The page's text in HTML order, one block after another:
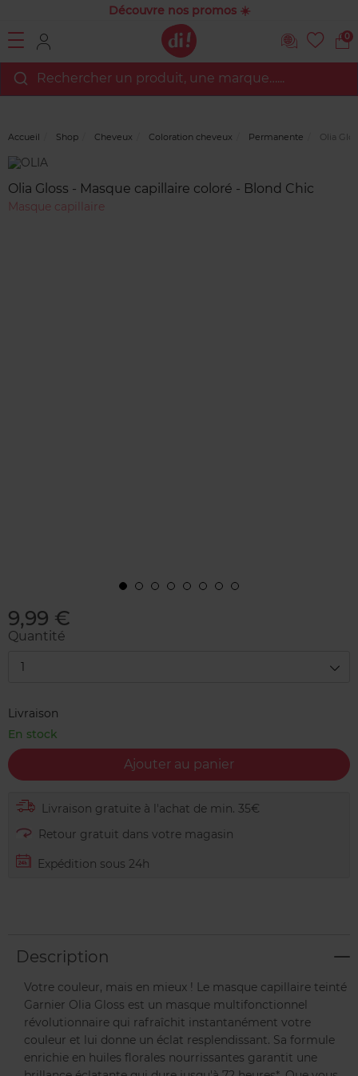
Découvre nos promos ☀️
0
Rechercher un produit, une marque…...
Accueil Shop Cheveux Coloration cheveux Permanente Olia
Marque
clients
Olia Gloss - Masque capillaire coloré - Blond Chic
Masque capillaire
9,99 €
Quantité
1
Livraison
En stock
Ajouter au panier
Livraison gratuite à l'achat de min. 35€
Retour gratuit dans votre magasin
Expédition sous 24h
Description
Votre couleur, mais en mieux ! Le masque capillaire teinté
Garnier Olia Gloss est un masque multifonctionnel
révolutionnaire qui rafraîchit instantanément votre
couleur et lui donne un éclat resplendissant. Sa formule
enrichie en huiles florales nourrissantes garantit une